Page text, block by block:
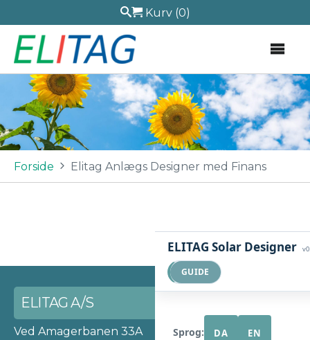
Kurv (0)
Forside Elitag Anlægs Designer med Finans
ELITAG Solar Designer
GUIDE
Sprog: DA EN
ELITAG A/S
Ved Amagerbanen 33A